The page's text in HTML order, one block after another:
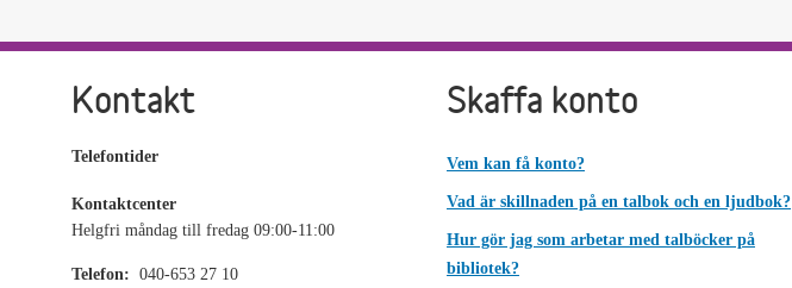
Kontakt
Telefontider
Kontaktcenter
Helgfri måndag till fredag 09:00-11:00
Telefon: 040-653 27 10
Skaffa konto
Vem kan få konto?
Vad är skillnaden på en talbok och en ljudbok?
Hur gör jag som arbetar med talböcker på
bibliotek?